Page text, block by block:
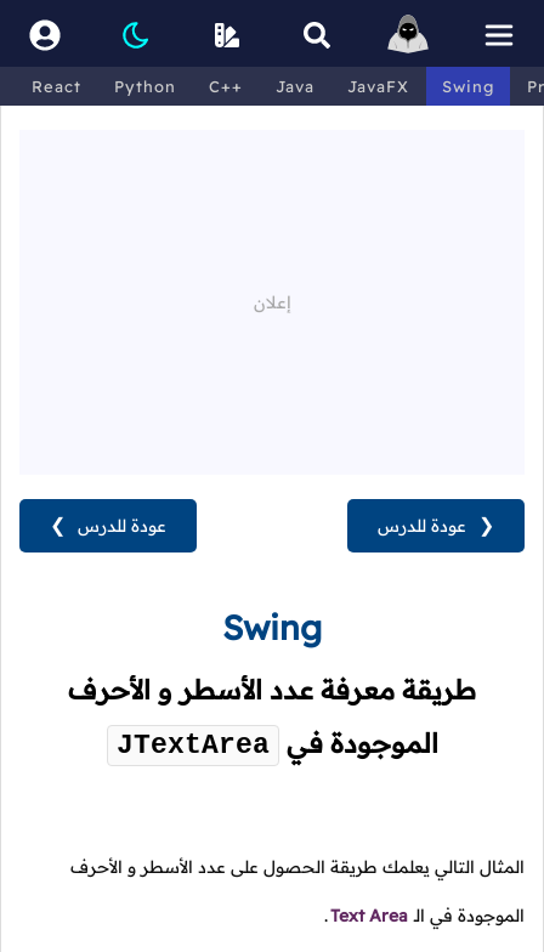
React Python C++ Java JavaFX Swing
عودة للدرس ❯ ❮ عودة للدرس
Swing
طريقة معرفة عدد الأسطر و الأحرف
الموجودة في JTextArea
المثال التالي يعلمك طريقة الحصول على عدد الأسطر و الأحرف
الموجودة في الـ Text Area
.